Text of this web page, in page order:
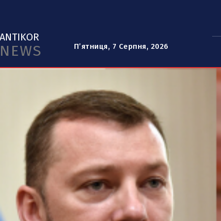
ANTIKOR
NEWS П’ятниця, 7 Серпня, 2026